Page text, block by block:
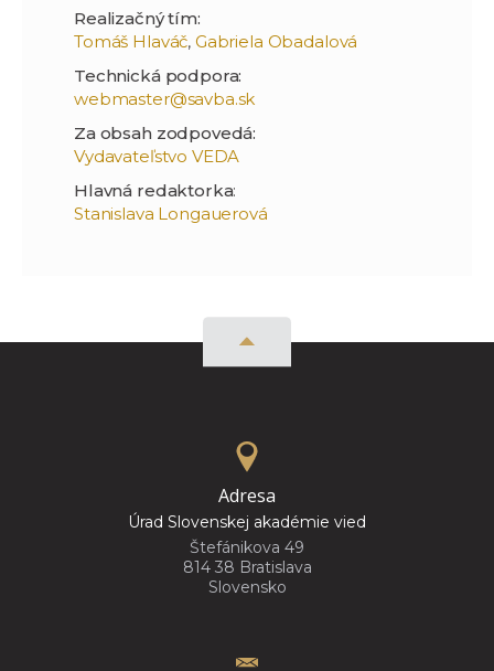
Realizačný tím:
Tomáš Hlaváč, Gabriela Obadalová
Technická podpora:
webmaster@savba.sk
Za obsah zodpovedá:
Vydavateľstvo VEDA
Hlavná redaktorka:
Stanislava Longauerová
Adresa
Úrad Slovenskej akadémie vied
Štefánikova 49
814 38 Bratislava
Slovensko